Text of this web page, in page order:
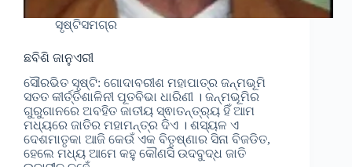
ସୃଷ୍ଟିସମଗ୍ର
ଛବିଶି ଜାନୁଏରୀ
ସୌରଭିତ ସୃଷ୍ଟି: ଗୋଦାବରୀଶ ମହାପାତ୍ର ଜନ୍ମଭୂମି
ସତତ କୀର୍ତ୍ତିଶାଳିନୀ ପୂତବିଭା ଧାରିଣୀ । ଜନ୍ମଭୂମିର
ଗୁରୁଗାନରେ ଅବହିତ ଜାତୀୟ ସ୍ଵାତନ୍ତ୍ର୍ୟ ହିଁ ଆମ
ମଧ୍ୟରେ ଜାତିର ମହାମନ୍ତ୍ର ଦିଏ । ଶସ୍ୟଳ ଏ
ଦେଶମାତୃକା ଆଜି କେଉଁ ଏକ ବିତୃଷ୍ଣାର ସିନା ବିଜଡିତ,
ହେଲେ ମଧ୍ୟ ଆମେ କହୁ କୌଣସି ଉଦବୁଦ୍ଧ ଜାତି